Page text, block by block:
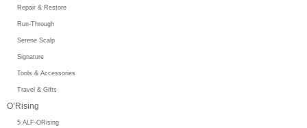
Repair & Restore
Run-Through
Serene Scalp
Signature
Tools & Accessories
Travel & Gifts
O’Rising
5 ALF-ORising